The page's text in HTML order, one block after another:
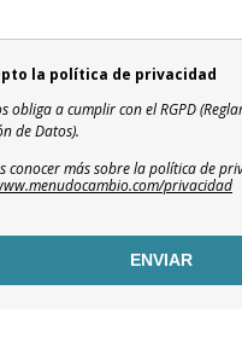
la política de privacidad
obliga a cumplir con el RGPD
de Datos).
conocer más sobre la política de
privacidad
ENVIAR